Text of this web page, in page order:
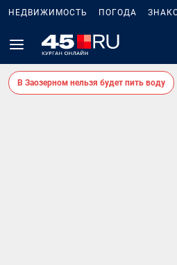
НЕДВИЖИМОСТЬ ПОГОДА
В Заозерном нельзя будет пить воду